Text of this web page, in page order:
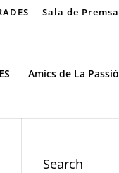
Sala de Premsa
Amics de La Passió
Search